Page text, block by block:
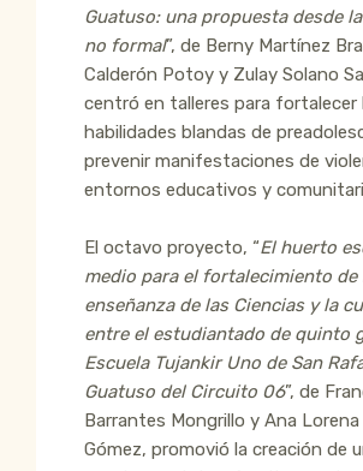
Guatuso: una propuesta desde
no formal”, de Berny Martínez
Calderón Potoy y Zulay Solano
centró en talleres para fortalecer
habilidades blandas de
prevenir manifestaciones de
entornos educativos y
El octavo proyecto, “El huerto
medio para el fortalecimiento de
enseñanza de las Ciencias y la
entre el estudiantado de quinto
Escuela Tujankir Uno de San
Guatuso del Circuito 06”, de
Barrantes Mongrillo y Ana Lorena
Gómez, promovió la creación de